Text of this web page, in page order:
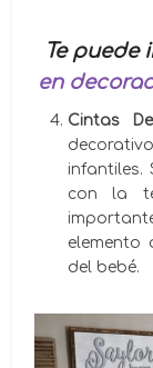
Te puede
en
Cintas
infantiles.
con la
elemento
del bebé.